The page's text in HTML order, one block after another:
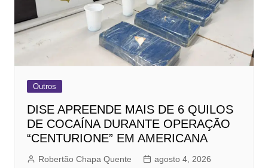
Outros
DISE APREENDE MAIS DE 6 QUILOS
DE COCAÍNA DURANTE OPERAÇÃO
“CENTURIONE” EM AMERICANA
Robertão Chapa Quente
agosto 4, 2026